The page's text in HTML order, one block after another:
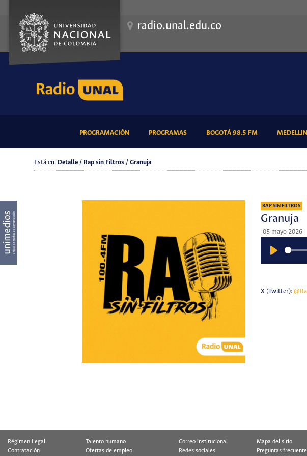
radio.unal.edu.co
PROGRAMACIÓN(CURRENT)PROGRAMAS(CURRENT)BOGOTÁ 98.5 FM(CURRENT)
Está en: Detalle / Rap sin Filtros / Granuja
RAP SIN FILTROS
Granuja
05 mayo 2026
X (Twitter):
Régimen Legal
Talento humano
Contratación
Ofertas de empleo
Correo institucional
Mapa del sitio
Redes sociales
Preguntas